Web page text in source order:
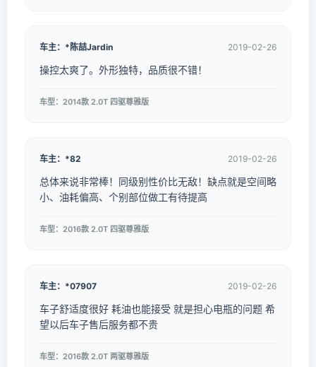
车主：*陈喆Jardin 2019-02-26
操控太爽了。外形独特，品质很不错！
车型：2014款 2.0T 四驱尊雅版
车主：*82 2019-02-26
总体来说非常棒！同级别性价比无敌！缺点就是空间略
小、油耗偏高、个别部位做工有待提高
车型：2016款 2.0T 四驱尊雅版
车主：*07907 2019-02-26
车子舒适度很好 耗油也能接受 就是担心电瓶的问题 希
望以后车子售后服务都不贵
车型：2016款 2.0T 两驱尊雅版